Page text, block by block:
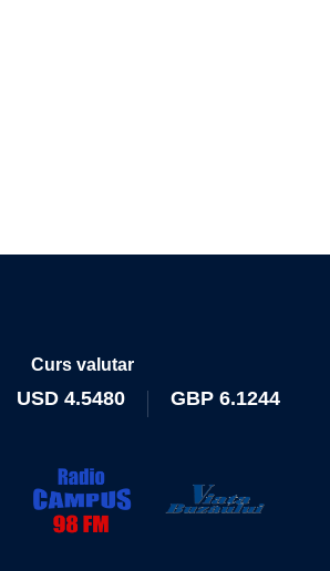
Curs valutar
USD 4.5480 GBP 6.1244